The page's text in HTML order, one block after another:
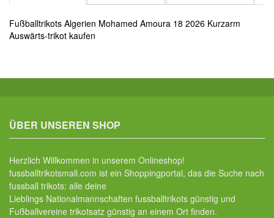
Fußballtrikots Algerien Mohamed Amoura 18 2026 Kurzarm
Auswärts-trikot kaufen
ÜBER UNSEREN SHOP
Herzlich Willkommen in unserem Onlineshop!
fussballtrikotsmall.com ist ein Shoppingportal, das die Suche nach
fussball trikots: alle deine
Lieblings Nationalmannschaften fussballtrikots günstig und
Fußballvereine trikotsatz günstig an einem Ort finden.